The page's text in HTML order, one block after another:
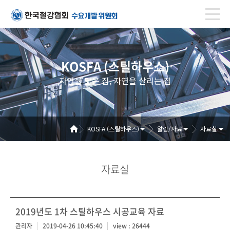
KOSFA (스틸하우스)
자연을 닮은 집, 자연을 살리는 집
KOSFA (스틸하우스) 알림/자료 자료실
자료실
2019년도 1차 스틸하우스 시공교육 자료
관리자 2019-04-26 10:45:40 view : 26444